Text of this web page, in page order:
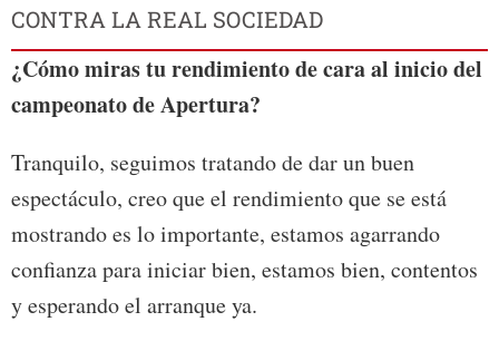
CONTRA LA REAL SOCIEDAD
¿Cómo miras tu rendimiento de cara al inicio del
campeonato de Apertura?
Tranquilo, seguimos tratando de dar un buen
espectáculo, creo que el rendimiento que se está
mostrando es lo importante, estamos agarrando
confianza para iniciar bien, estamos bien, contentos
y esperando el arranque ya.